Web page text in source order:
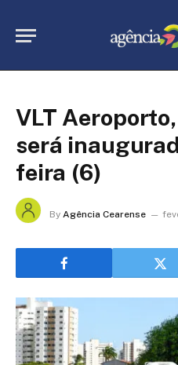
VLT
será
feira (6)
By Agência Cearense